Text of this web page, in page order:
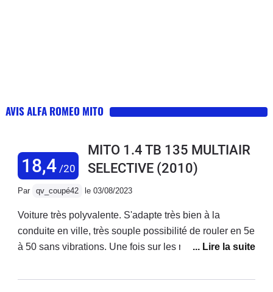
AVIS ALFA ROMEO MITO
18,4/20
MITO 1.4 TB 135 MULTIAIR
SELECTIVE (2010)
Par qv_coupé42 le 03/08/2023
Voiture très polyvalente. S'adapte très bien à la
conduite en ville, très souple possibilité de rouler en 5e
à 50 sans vibrations. Une fois sur les routes de
voiture est imaginée pour cela. Tenue de route